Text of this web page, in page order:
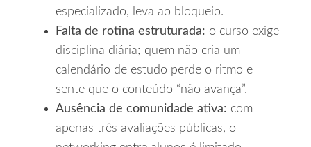
especializado, leva ao bloqueio.
Falta de rotina estruturada: o curso exige
disciplina diária; quem não cria um
calendário de estudo perde o ritmo e
sente que o conteúdo “não avança”.
Ausência de comunidade ativa: com
apenas três avaliações públicas, o